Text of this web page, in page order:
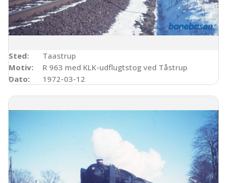
Sted:
Taastrup
Motiv:
R 963 med KLK-udflugtstog ved Tåstrup
Dato:
1972-03-12